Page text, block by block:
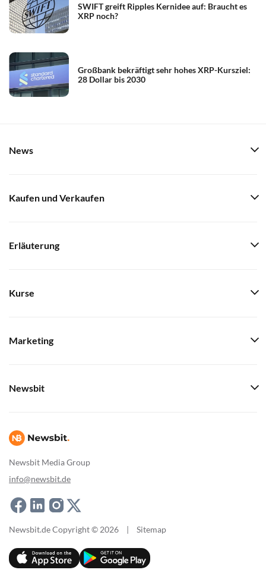
SWIFT greift Ripples Kernidee auf: Braucht es
XRP noch?
Großbank bekräftigt sehr hohes XRP-Kursziel:
28 Dollar bis 2030
Newsbit Media Group
info@newsbit.de
News
Kaufen und Verkaufen
Erläuterung
Kurse
Marketing
Newsbit
Newsbit.de Copyright © 2026 | Sitemap